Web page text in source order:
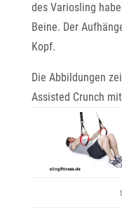
des Variosling
Beine. Der
Kopf.
Die Abbildungen
Assisted Crunch